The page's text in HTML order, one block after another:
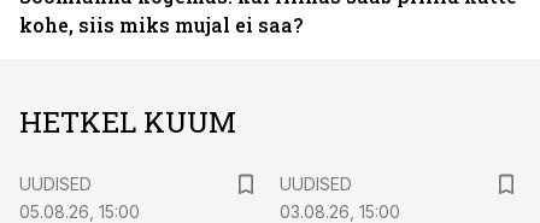
kohe, siis miks mujal ei saa?
HETKEL KUUM
UUDISED
05.08.26, 15:00
UUDISED
03.08.26, 15:00